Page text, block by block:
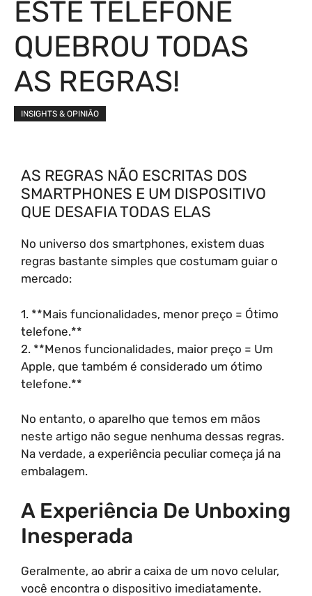
ESTE TELEFONE
QUEBROU TODAS
AS REGRAS!
INSIGHTS & OPINIÃO
AS REGRAS NÃO ESCRITAS DOS
SMARTPHONES E UM DISPOSITIVO
QUE DESAFIA TODAS ELAS
No universo dos smartphones, existem duas
regras bastante simples que costumam guiar o
mercado:
1. **Mais funcionalidades, menor preço = Ótimo
telefone.**
2. **Menos funcionalidades, maior preço = Um
Apple, que também é considerado um ótimo
telefone.**
No entanto, o aparelho que temos em mãos
neste artigo não segue nenhuma dessas regras.
Na verdade, a experiência peculiar começa já na
embalagem.
A Experiência De Unboxing
Inesperada
Geralmente, ao abrir a caixa de um novo celular,
você encontra o dispositivo imediatamente.